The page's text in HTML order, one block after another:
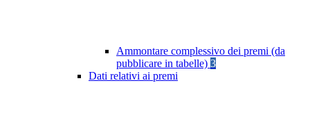
Ammontare complessivo dei premi (da
pubblicare in tabelle) 3
Dati relativi ai premi